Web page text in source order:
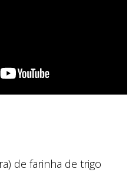
de farinha de trigo